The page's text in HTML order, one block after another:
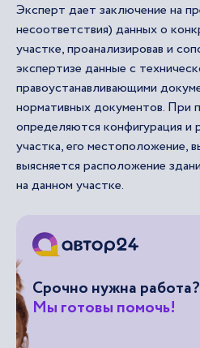
Эксперт дает заключение на
несоответствия) данных о
участке, проанализировав и
экспертизе данные с
правоустанавливающими
нормативных документов. При
определяются конфигурация и
участка, его местоположение,
выясняется расположение
на данном участке.
Срочно нужна работа?
Мы готовы помочь!